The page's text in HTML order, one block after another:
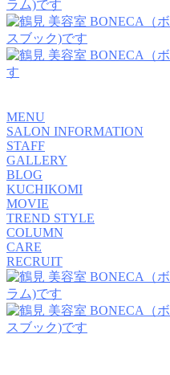
MENU
SALON INFORMATION
STAFF
GALLERY
BLOG
KUCHIKOMI
MOVIE
TREND STYLE
COLUMN
CARE
RECRUIT